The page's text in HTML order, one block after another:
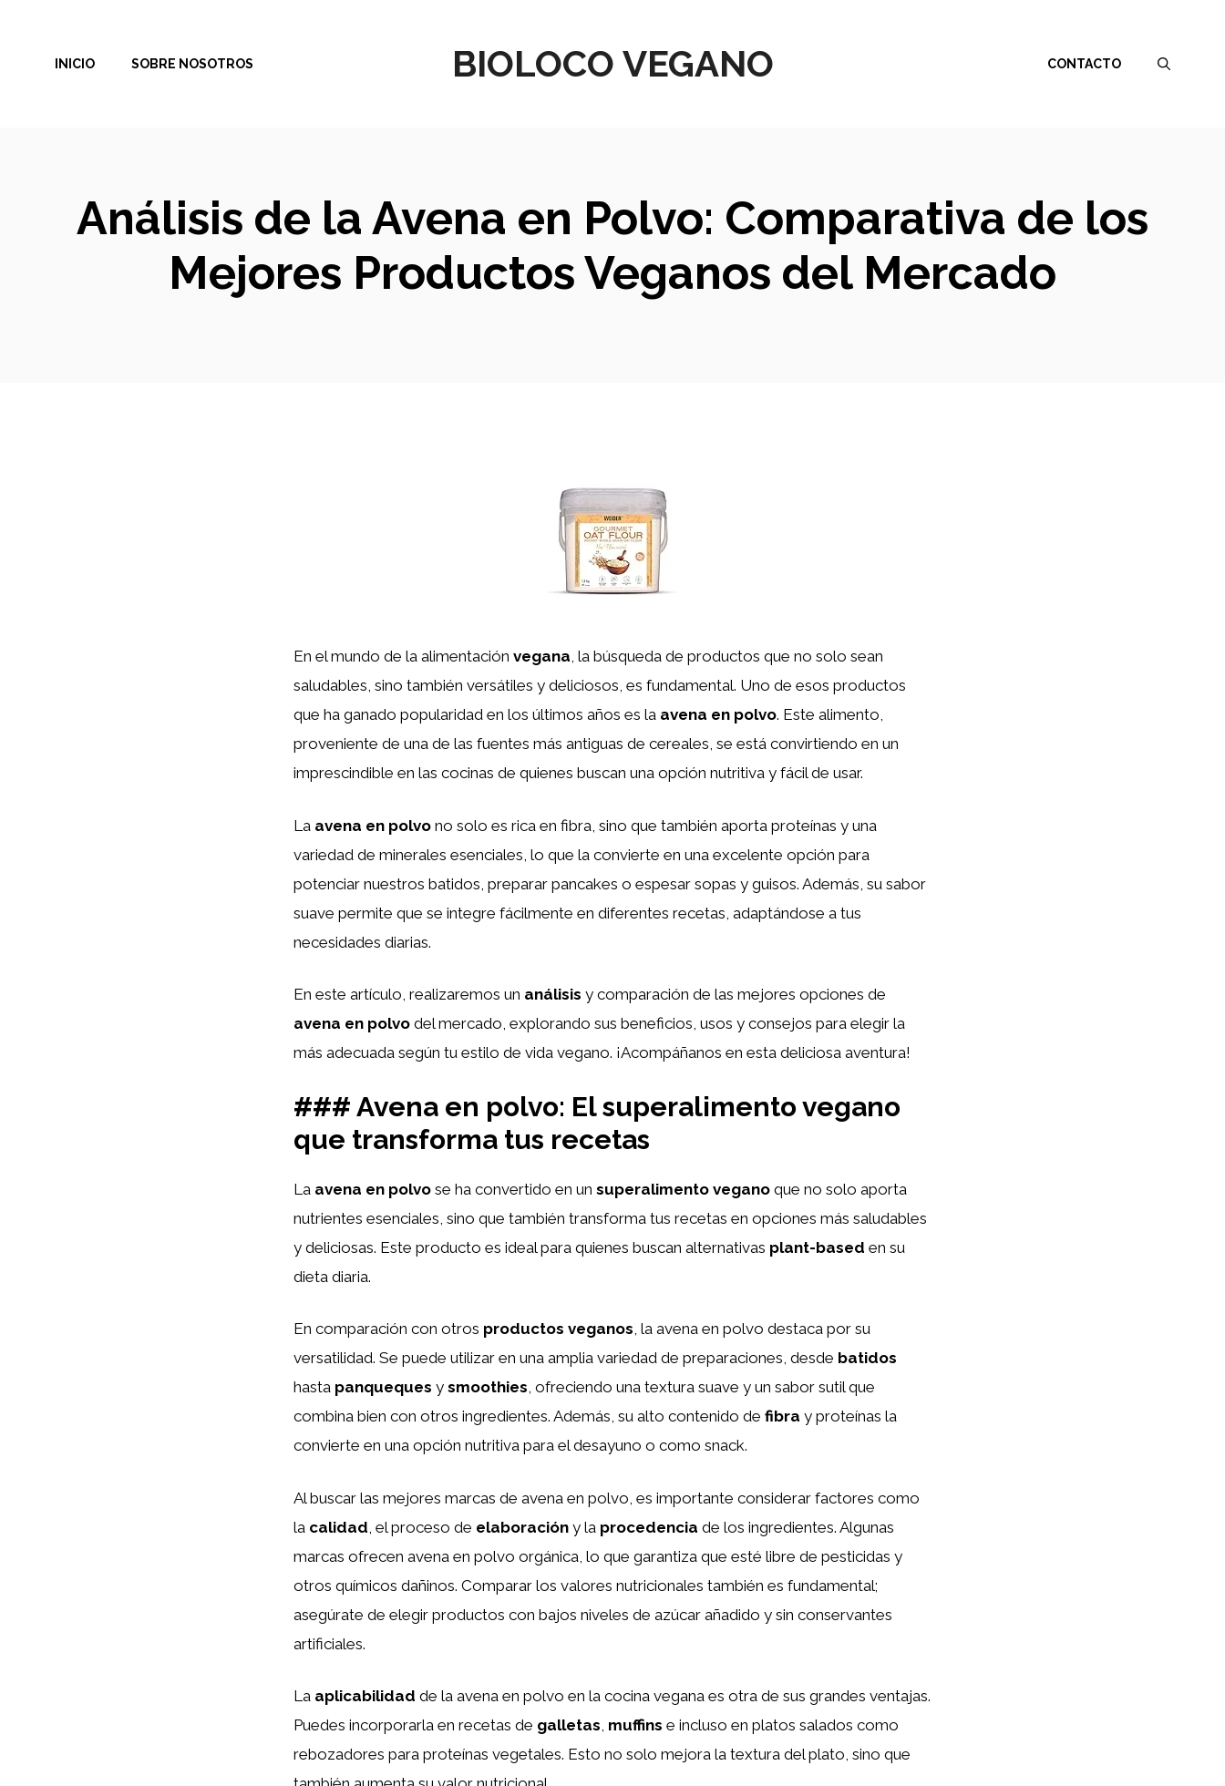
contenido
BIOLOCO VEGANO
INICIO SOBRE NOSOTROS CONTACTO
Análisis de la Avena en Polvo: Comparativa de los
Mejores Productos Veganos del Mercado
En el mundo de la alimentación vegana, la búsqueda de productos que no solo sean
saludables, sino también versátiles y deliciosos, es fundamental. Uno de esos productos
que ha ganado popularidad en los últimos años es la avena en polvo. Este alimento,
proveniente de una de las fuentes más antiguas de cereales, se está convirtiendo en un
imprescindible en las cocinas de quienes buscan una opción nutritiva y fácil de usar.
La avena en polvo no solo es rica en fibra, sino que también aporta proteínas y una
variedad de minerales esenciales, lo que la convierte en una excelente opción para
potenciar nuestros batidos, preparar pancakes o espesar sopas y guisos. Además, su sabor
suave permite que se integre fácilmente en diferentes recetas, adaptándose a tus
necesidades diarias.
En este artículo, realizaremos un análisis y comparación de las mejores opciones de
avena en polvo del mercado, explorando sus beneficios, usos y consejos para elegir la
más adecuada según tu estilo de vida vegano. ¡Acompáñanos en esta deliciosa aventura!
### Avena en polvo: El superalimento vegano
que transforma tus recetas
La avena en polvo se ha convertido en un superalimento vegano que no solo aporta
nutrientes esenciales, sino que también transforma tus recetas en opciones más saludables
y deliciosas. Este producto es ideal para quienes buscan alternativas plant-based en su
dieta diaria.
En comparación con otros productos veganos, la avena en polvo destaca por su
versatilidad. Se puede utilizar en una amplia variedad de preparaciones, desde batidos
hasta panqueques y smoothies, ofreciendo una textura suave y un sabor sutil que
combina bien con otros ingredientes. Además, su alto contenido de fibra y proteínas la
convierte en una opción nutritiva para el desayuno o como snack.
Al buscar las mejores marcas de avena en polvo, es importante considerar factores como
la calidad , el proceso de elaboración y la procedencia de los ingredientes. Algunas
marcas ofrecen avena en polvo orgánica, lo que garantiza que esté libre de pesticidas y
otros químicos dañinos. Comparar los valores nutricionales también es fundamental;
asegúrate de elegir productos con bajos niveles de azúcar añadido y sin conservantes
artificiales.
La aplicabilidad de la avena en polvo en la cocina vegana es otra de sus grandes ventajas.
Puedes incorporarla en recetas de galletas, muffins e incluso en platos salados como
rebozadores para proteínas vegetales. Esto no solo mejora la textura del plato, sino que